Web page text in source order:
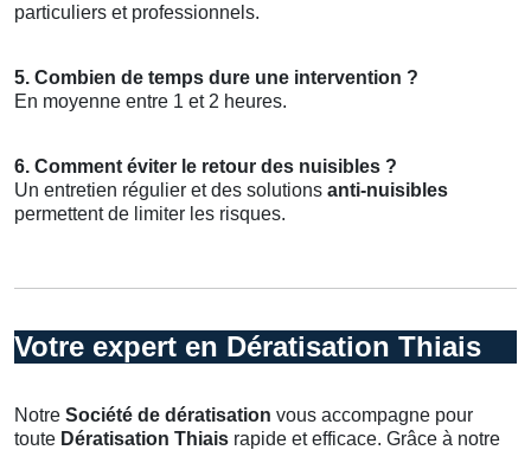
particuliers et professionnels.
5. Combien de temps dure une intervention ?
En moyenne entre 1 et 2 heures.
6. Comment éviter le retour des nuisibles ?
Un entretien régulier et des solutions anti-nuisibles
permettent de limiter les risques.
Votre expert en Dératisation Thiais
Notre Société de dératisation vous accompagne pour
toute Dératisation Thiais rapide et efficace. Grâce à notre